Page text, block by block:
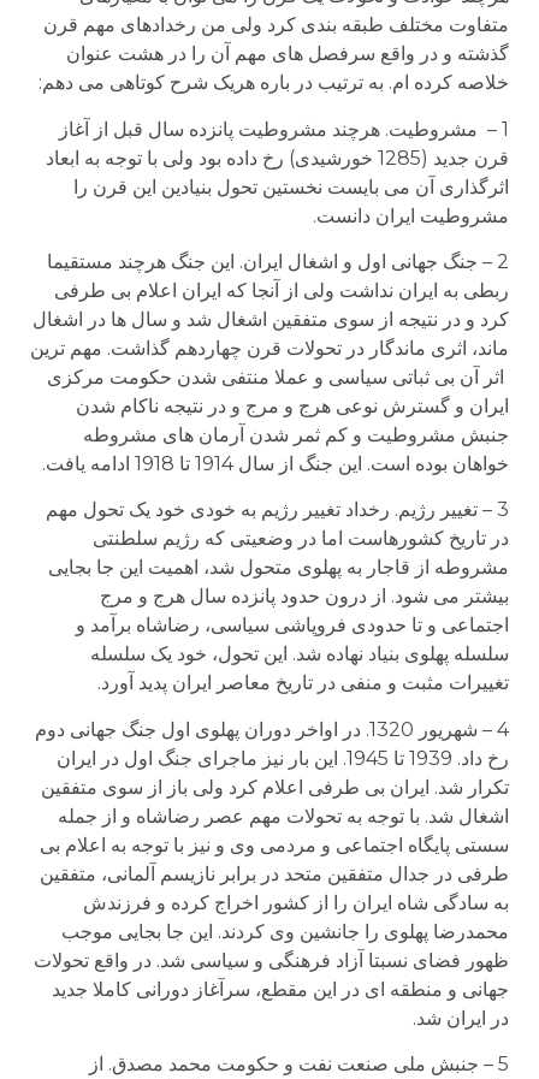
متفاوت مختلف طبقه بندی کرد ولی من رخدادهای مهم قرن
گذشته و در واقع سرفصل های مهم آن را در هشت عنوان
خلاصه کرده ام. به ترتیب در باره هریک شرح کوتاهی می دهم:
1 – مشروطیت. هرچند مشروطیت پانزده سال قبل از آغاز
قرن جدید (1285 خورشیدی) رخ داده بود ولی با توجه به ابعاد
اثرگذاری آن می بایست نخستین تحول بنیادین این قرن را
مشروطیت ایران دانست.
2 – جنگ جهانی اول و اشغال ایران. این جنگ هرچند مستقیما
ربطی به ایران نداشت ولی از آنجا که ایران اعلام بی طرفی
کرد و در نتیجه از سوی متفقین اشغال شد و سال ها در اشغال
ماند، اثری ماندگار در تحولات قرن چهاردهم گذاشت. مهم ترین
اثر آن بی ثباتی سیاسی و عملا منتفی شدن حکومت مرکزی
ایران و گسترش نوعی هرج و مرج و در نتیجه ناکام شدن
جنبش مشروطیت و کم ثمر شدن آرمان های مشروطه
خواهان بوده است. این جنگ از سال 1914 تا 1918 ادامه یافت.
3 – تغییر رژیم. رخداد تغییر رژیم به خودی خود یک تحول مهم
در تاریخ کشورهاست اما در وضعیتی که رژیم سلطنتی
مشروطه از قاجار به پهلوی متحول شد، اهمیت این جا بجایی
بیشتر می شود. از درون حدود پانزده سال هرج و مرج
اجتماعی و تا حدودی فروپاشی سیاسی، رضاشاه برآمد و
سلسله پهلوی بنیاد نهاده شد. این تحول، خود یک سلسله
تغییرات مثبت و منفی در تاریخ معاصر ایران پدید آورد.
4 – شهریور 1320. در اواخر دوران پهلوی اول جنگ جهانی دوم
رخ داد. 1939 تا 1945. این بار نیز ماجرای جنگ اول در ایران
تکرار شد. ایران بی طرفی اعلام کرد ولی باز از سوی متفقین
اشغال شد. با توجه به تحولات مهم عصر رضاشاه و از جمله
سستی پایگاه اجتماعی و مردمی وی و نیز با توجه به اعلام بی
طرفی در جدال متفقین متحد در برابر نازیسم آلمانی، متفقین
به سادگی شاه ایران را از کشور اخراج کرده و فرزندش
محمدرضا پهلوی را جانشین وی کردند. این جا بجایی موجب
ظهور فضای نسبتا آزاد فرهنگی و سیاسی شد. در واقع تحولات
جهانی و منطقه ای در این مقطع، سرآغاز دورانی کاملا جدید
در ایران شد.
5 – جنبش ملی صنعت نفت و حکومت محمد مصدق. از